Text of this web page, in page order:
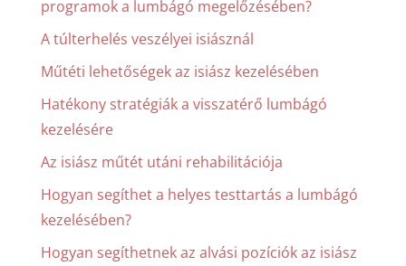
programok a lumbágó megelőzésében?
A túlterhelés veszélyei isiásznál
Műtéti lehetőségek az isiász kezelésében
Hatékony stratégiák a visszatérő lumbágó
kezelésére
Az isiász műtét utáni rehabilitációja
Hogyan segíthet a helyes testtartás a lumbágó
kezelésében?
Hogyan segíthetnek az alvási pozíciók az isiász